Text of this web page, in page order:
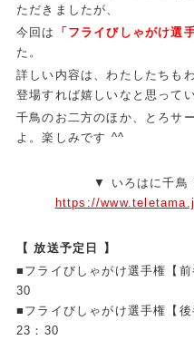
ただきましたが、
今回は
「フライびしゃがけ選
た。
詳しい内容は、わたしたちも
登場すれば嬉しいなと思ってい
千鳥のお二方のほか、とろサ
よ。楽しみです ^^
▼ いろはに千鳥
https://
【 放送予定日 】
■フライびしゃがけ選手権【前
30
■ フライ びしゃがけ選手権【後
23：30